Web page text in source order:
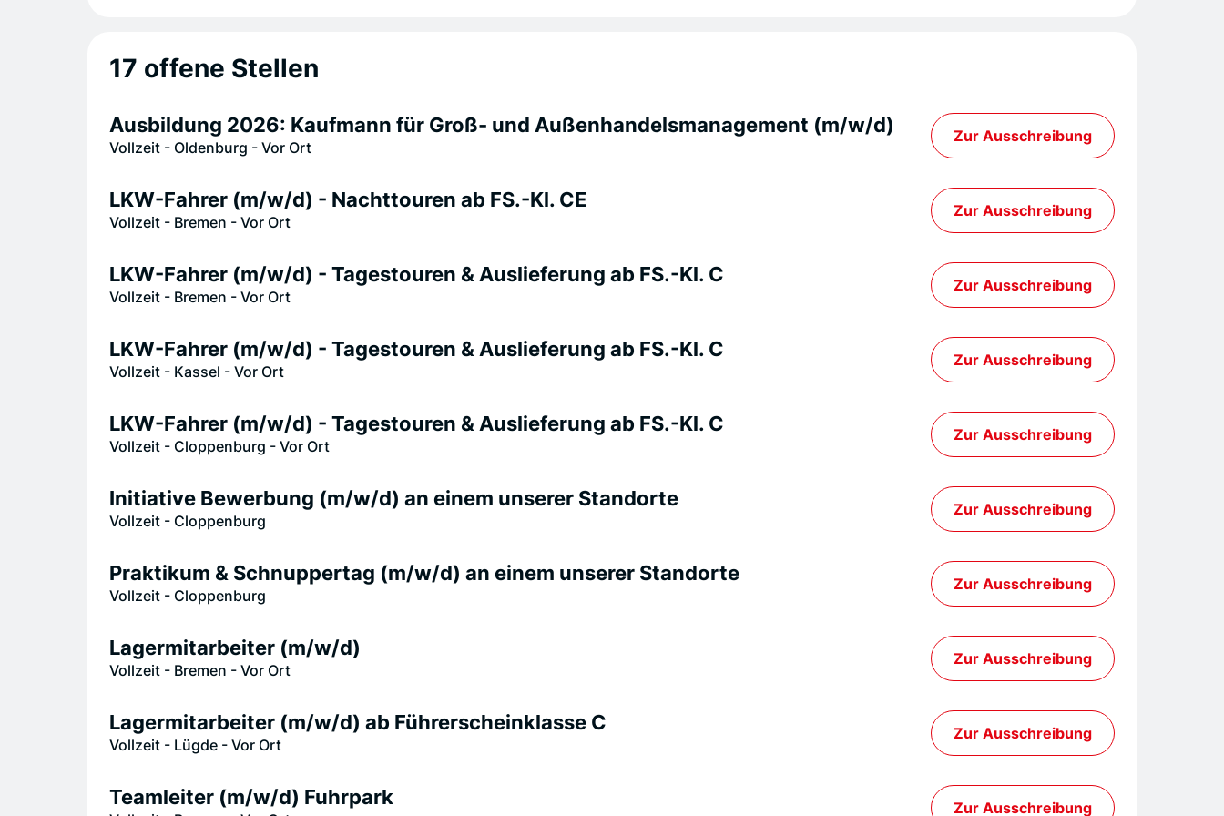
17 offene Stellen
Ausbildung 2026: Kaufmann für Groß- und Außenhandelsmanagement (m/w/d)
Vollzeit - Oldenburg - Vor Ort
Zur Ausschreibung
LKW-Fahrer (m/w/d) - Nachttouren ab FS.-Kl. CE
Vollzeit - Bremen - Vor Ort
Zur Ausschreibung
LKW-Fahrer (m/w/d) - Tagestouren & Auslieferung ab FS.-Kl. C
Vollzeit - Bremen - Vor Ort
Zur Ausschreibung
LKW-Fahrer (m/w/d) - Tagestouren & Auslieferung ab FS.-Kl. C
Vollzeit - Kassel - Vor Ort
Zur Ausschreibung
LKW-Fahrer (m/w/d) - Tagestouren & Auslieferung ab FS.-Kl. C
Vollzeit - Cloppenburg - Vor Ort
Zur Ausschreibung
Initiative Bewerbung (m/w/d) an einem unserer Standorte
Vollzeit - Cloppenburg
Zur Ausschreibung
Praktikum & Schnuppertag (m/w/d) an einem unserer Standorte
Vollzeit - Cloppenburg
Zur Ausschreibung
Lagermitarbeiter (m/w/d)
Vollzeit - Bremen - Vor Ort
Zur Ausschreibung
Lagermitarbeiter (m/w/d) ab Führerscheinklasse C
Vollzeit - Lügde - Vor Ort
Zur Ausschreibung
Teamleiter (m/w/d) Fuhrpark Zur Ausschreibung